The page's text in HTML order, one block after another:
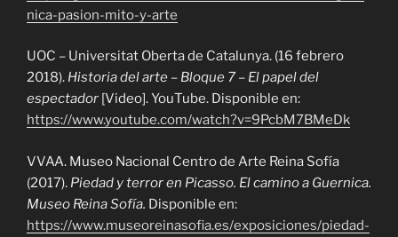
nica-pasion-mito-y-arte
UOC – Universitat Oberta de Catalunya. (16 febrero
2018). Historia del arte – Bloque 7 – El papel del
espectador [Video]. YouTube. Disponible en:
https://www.youtube.com/watch?v=9PcbM7BMeDk
VVAA. Museo Nacional Centro de Arte Reina Sofía
(2017). Piedad y terror en Picasso. El camino a Guernica.
Museo Reina Sofía. Disponible en:
https://www.museoreinasofia.es/exposiciones/piedad-